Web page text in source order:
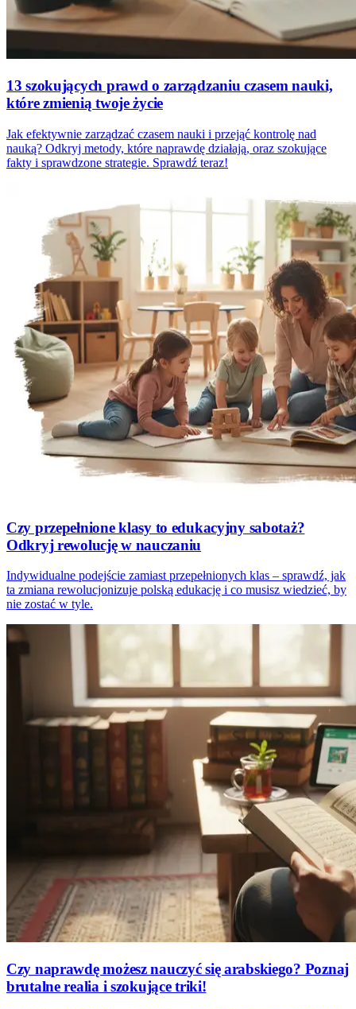
13 szokujących prawd o zarządzaniu czasem nauki,
które zmienią twoje życie
Jak efektywnie zarządzać czasem nauki i przejąć kontrolę nad
nauką? Odkryj metody, które naprawdę działają, oraz szokujące
fakty i sprawdzone strategie. Sprawdź teraz!
Czy przepełnione klasy to edukacyjny sabotaż?
Odkryj rewolucję w nauczaniu
Indywidualne podejście zamiast przepełnionych klas – sprawdź, jak
ta zmiana rewolucjonizuje polską edukację i co musisz wiedzieć, by
nie zostać w tyle.
Czy naprawdę możesz nauczyć się arabskiego? Poznaj
brutalne realia i szokujące triki!